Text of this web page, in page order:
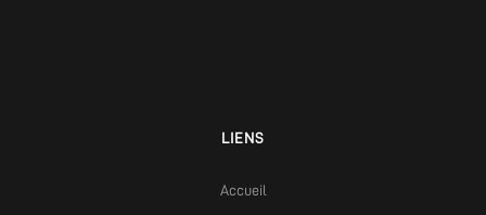
LIENS
Accueil